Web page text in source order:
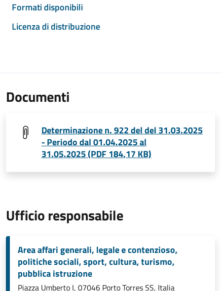
Formati disponibili
Licenza di distribuzione
Documenti
Determinazione n. 922 del del 31.03.2025
- Periodo dal 01.04.2025 al
31.05.2025 (PDF 184,17 KB)
Ufficio responsabile
Area affari generali, legale e contenzioso,
politiche sociali, sport, cultura, turismo,
pubblica istruzione
Piazza Umberto I, 07046 Porto Torres SS, Italia